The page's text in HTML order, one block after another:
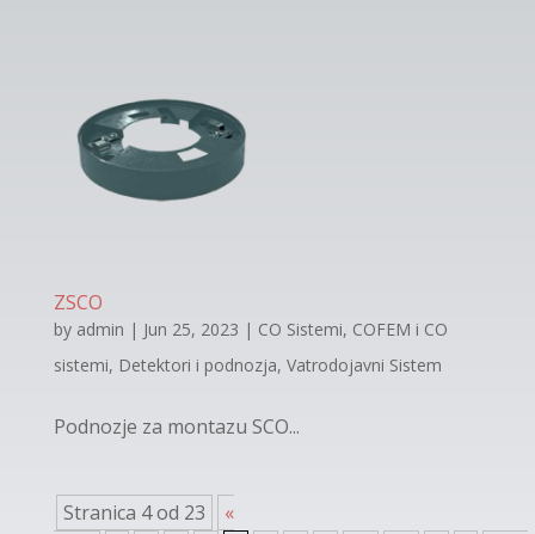
ZSCO
by admin | Jun 25, 2023 | CO Sistemi, COFEM i CO
sistemi, Detektori i podnozja, Vatrodojavni Sistem
Podnozje za montazu SCO...
Stranica 4 od 23
«